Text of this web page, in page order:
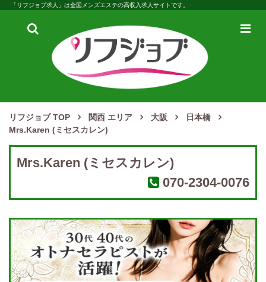
「リフジョブ求人」は全国メンズエステの高収入求人サイトです。
検
メ
リフジョブ TOP 関西 エリア 大阪
日本橋
Mrs.Karen (ミセスカレン)
Mrs.Karen (ミセスカレン)
070-2304-0076